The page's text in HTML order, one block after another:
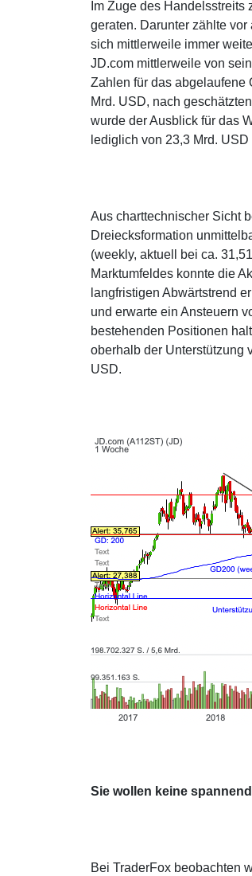
Im Zuge des
geraten. Darunter zählte
sich mittlerweile immer
JD.com mittlerweile von
Zahlen für das abgelaufene
Mrd. USD, nach
wurde der Ausblick für das
lediglich von 23,3 Mrd. USD
Aus charttechnischer Sicht
Dreiecksformation
(weekly, aktuell bei ca.
Marktumfeldes konnte die
langfristigen Abwärtstrend
und erwarte ein Ansteuern
bestehenden Positionen
oberhalb der Unterstützung
USD.
Sie wollen keine
Bei TraderFox beobachten